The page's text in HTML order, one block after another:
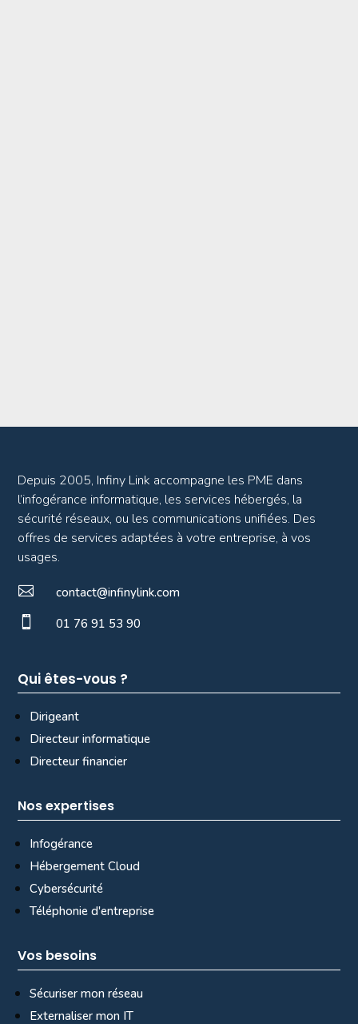
Depuis 2005, Infiny Link accompagne les PME dans
l’infogérance informatique, les services hébergés, la
sécurité réseaux, ou les communications unifiées. Des
offres de services adaptées à votre entreprise, à vos
usages.
 contact@infinylink.com
 01 76 91 53 90
Qui êtes-vous ?
Dirigeant
Directeur informatique
Directeur financier
Nos expertises
Infogérance
Hébergement Cloud
Cybersécurité
Téléphonie d'entreprise
Vos besoins
Sécuriser mon réseau
Externaliser mon IT